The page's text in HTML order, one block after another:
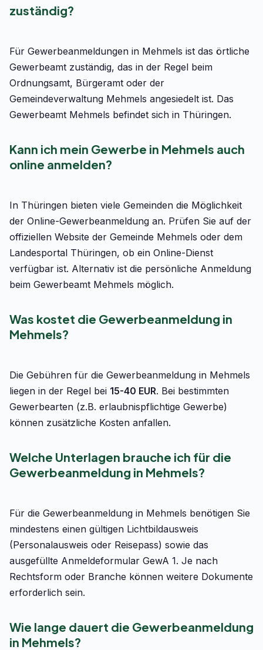
zuständig?
Für Gewerbeanmeldungen in Mehmels ist das örtliche
Gewerbeamt zuständig, das in der Regel beim
Ordnungsamt, Bürgeramt oder der
Gemeindeverwaltung Mehmels angesiedelt ist. Das
Gewerbeamt Mehmels befindet sich in Thüringen.
Kann ich mein Gewerbe in Mehmels auch
online anmelden?
In Thüringen bieten viele Gemeinden die Möglichkeit
der Online-Gewerbeanmeldung an. Prüfen Sie auf der
offiziellen Website der Gemeinde Mehmels oder dem
Landesportal Thüringen, ob ein Online-Dienst
verfügbar ist. Alternativ ist die persönliche Anmeldung
beim Gewerbeamt Mehmels möglich.
Was kostet die Gewerbeanmeldung in
Mehmels?
Die Gebühren für die Gewerbeanmeldung in Mehmels
liegen in der Regel bei 15-40 EUR. Bei bestimmten
Gewerbearten (z.B. erlaubnispflichtige Gewerbe)
können zusätzliche Kosten anfallen.
Welche Unterlagen brauche ich für die
Gewerbeanmeldung in Mehmels?
Für die Gewerbeanmeldung in Mehmels benötigen Sie
mindestens einen gültigen Lichtbildausweis
(Personalausweis oder Reisepass) sowie das
ausgefüllte Anmeldeformular GewA 1. Je nach
Rechtsform oder Branche können weitere Dokumente
erforderlich sein.
Wie lange dauert die Gewerbeanmeldung
in Mehmels?